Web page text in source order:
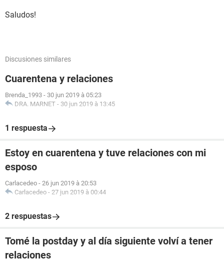
Saludos!
Discusiones similares
Cuarentena y relaciones
Brenda_1993 - 30 jun 2019 à 05:23
DRA. MARNET - 30 jun 2019 à 13:45
1 respuesta
Estoy en cuarentena y tuve relaciones con mi
esposo
Carlacedeo - 26 jun 2019 à 20:53
Carlacedeo - 27 jun 2019 à 00:44
2 respuestas
Tomé la postday y al día siguiente volví a tener
relaciones